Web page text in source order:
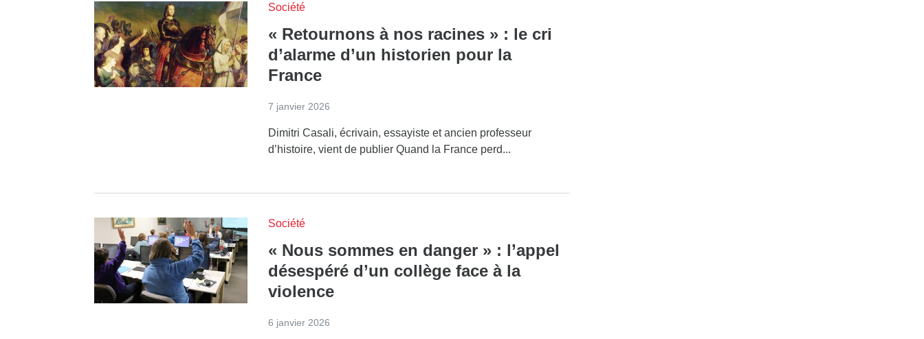
Société
« Retournons à nos racines » : le cri
d’alarme d’un historien pour la
France
7 janvier 2026
Dimitri Casali, écrivain, essayiste et ancien professeur
d’histoire, vient de publier Quand la France perd...
Société
« Nous sommes en danger » : l’appel
désespéré d’un collège face à la
violence
6 janvier 2026